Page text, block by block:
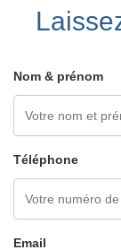
Nom & prénom
Téléphone
Email